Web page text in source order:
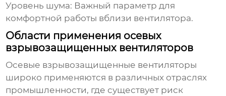
Уровень шума: Важный параметр для
комфортной работы вблизи вентилятора.
Области применения осевых
взрывозащищенных вентиляторов
Осевые взрывозащищенные вентиляторы
широко применяются в различных отраслях
промышленности, где существует риск